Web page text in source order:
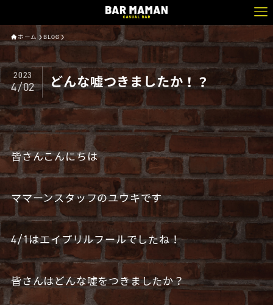
ホーム BLOG
どんな嘘つきましたか！？
2023
4/02
皆さんこんにちは
ママーンスタッフのユウキです
4/1はエイプリルフールでしたね！
皆さんはどんな嘘をつきましたか？